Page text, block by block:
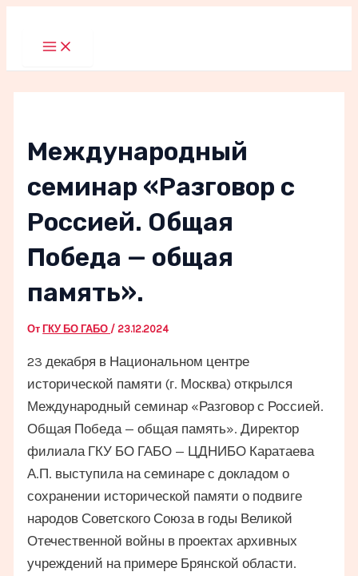
Main
Menu
Международный
семинар «Разговор с
Россией. Общая
Победа — общая
память».
ОтГКУ БО ГАБО /23.12.2024
23 декабря в Национальном центре
исторической памяти (г. Москва) открылся
Международный семинар «Разговор с Россией.
Общая Победа — общая память». Директор
филиала ГКУ БО ГАБО — ЦДНИБО Каратаева
А.П. выступила на семинаре с докладом о
сохранении исторической памяти о подвиге
народов Советского Союза в годы Великой
Отечественной войны в проектах архивных
учреждений на примере Брянской области.